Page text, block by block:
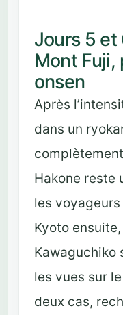
Jours 5 et
Mont Fuji,
onsen
Après
dans un
Hakone reste
les
Kyoto
Kawaguchiko
les vues sur
deux cas,